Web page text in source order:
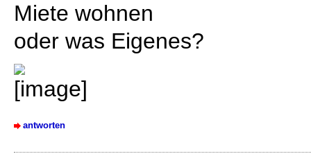
Miete wohnen
oder was Eigenes?
antworten